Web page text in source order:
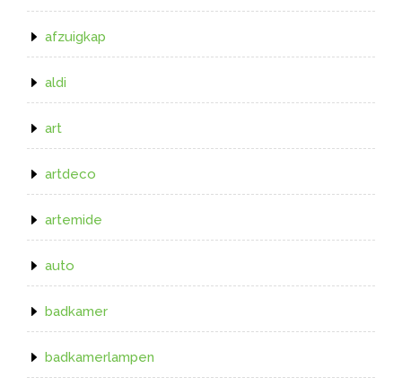
afzuigkap
aldi
art
artdeco
artemide
auto
badkamer
badkamerlampen